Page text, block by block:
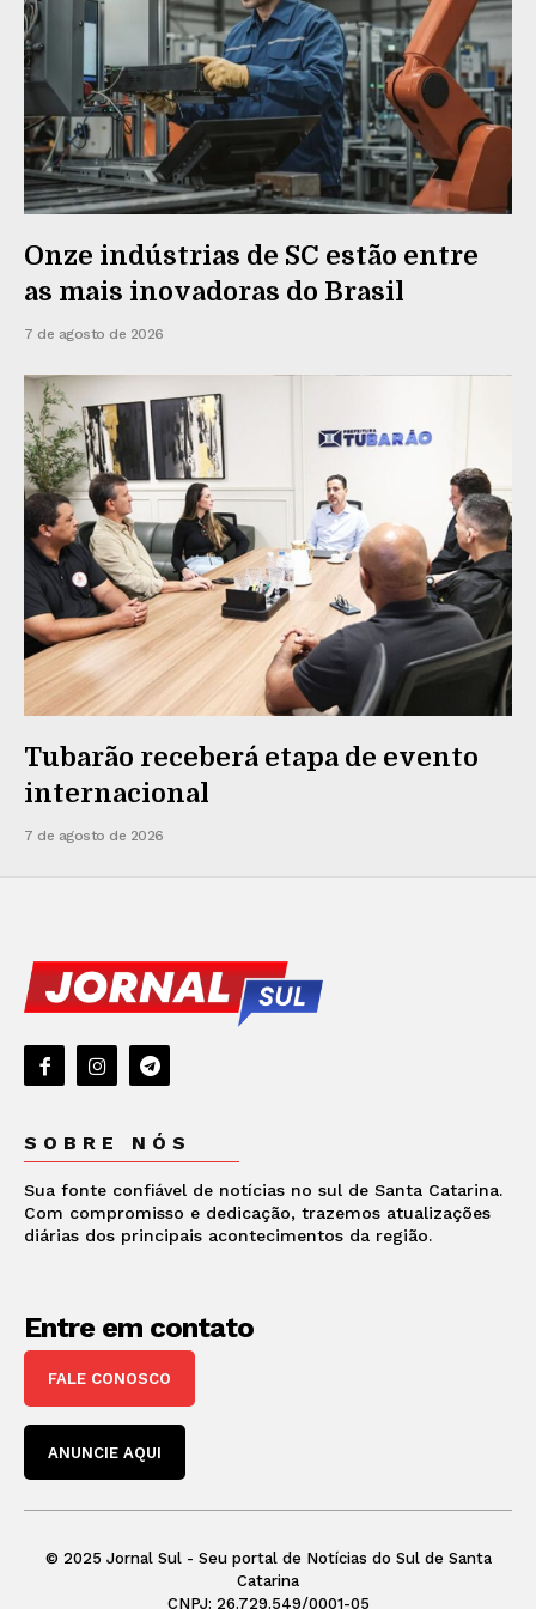
Onze indústrias de SC estão entre
as mais inovadoras do Brasil
7 de agosto de 2026
Tubarão receberá etapa de evento
internacional
7 de agosto de 2026
SOBRE NÓS
Sua fonte confiável de notícias no sul de Santa Catarina.
Com compromisso e dedicação, trazemos atualizações
diárias dos principais acontecimentos da região.
Entre em contato
FALE CONOSCO
ANUNCIE AQUI
© 2025 Jornal Sul - Seu portal de Notícias do Sul de Santa
Catarina
CNPJ: 26.729.549/0001-05